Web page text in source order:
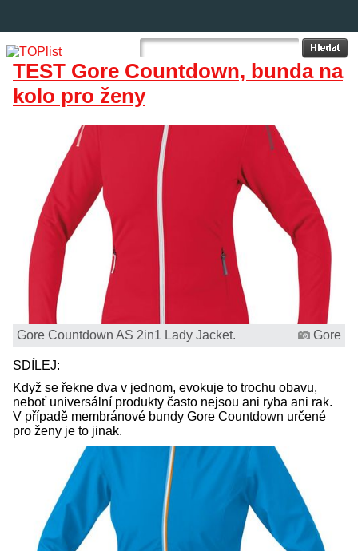
TEST Gore Countdown, bunda na
kolo pro ženy
Gore Countdown AS 2in1 Lady Jacket. Gore
SDÍLEJ:
Když se řekne dva v jednom, evokuje to trochu obavu,
neboť universální produkty často nejsou ani ryba ani rak.
V případě membránové bundy Gore Countdown určené
pro ženy je to jinak.